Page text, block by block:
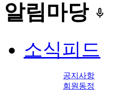
알림마당 keyboard_voice
소식피드
공지사항
회원동정